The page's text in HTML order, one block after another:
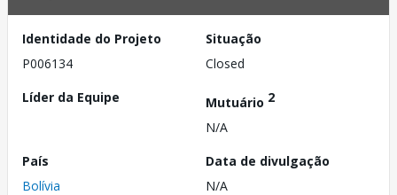
Identidade do Projeto
P006134
Situação
Closed
Líder da Equipe
Mutuário 2
N/A
País
Bolívia
Data de divulgação
N/A